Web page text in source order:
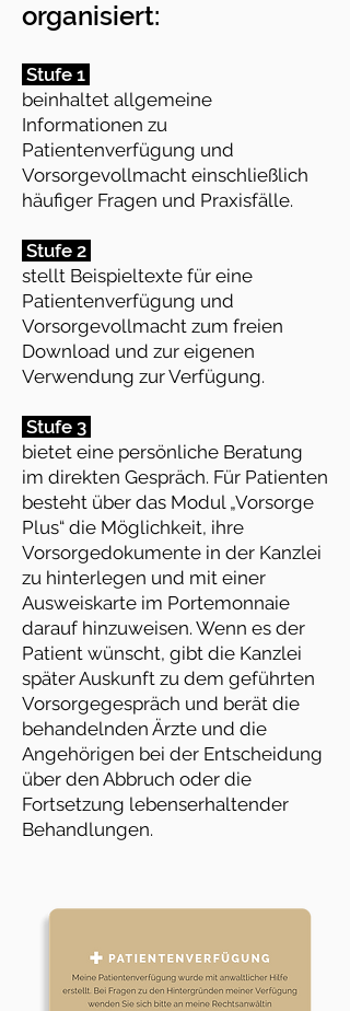
organisiert:
Stufe 1
beinhaltet allgemeine
Informationen zu
Patientenverfügung und
Vorsorgevollmacht einschließlich
häufiger Fragen und Praxisfälle.
Stufe 2
stellt Beispieltexte für eine
Patientenverfügung und
Vorsorgevollmacht zum freien
Download und zur eigenen
Verwendung zur Verfügung.
Stufe 3
bietet eine persönliche Beratung
im direkten Gespräch. Für Patienten
besteht über das Modul „Vorsorge
Plus“ die Möglichkeit, ihre
Vorsorgedokumente in der Kanzlei
zu hinterlegen und mit einer
Ausweiskarte im Portemonnaie
darauf hinzuweisen. Wenn es der
Patient wünscht, gibt die Kanzlei
später Auskunft zu dem geführten
Vorsorgegespräch und berät die
behandelnden Ärzte und die
Angehörigen bei der Entscheidung
über den Abbruch oder die
Fortsetzung lebenserhaltender
Behandlungen.